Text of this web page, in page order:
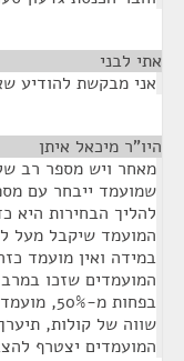
אתי לבני
אני מבקשת להודיע
היו"ר מיכאל איתן
מאחר ויש מספר רב
שמועמד ייבחר עם
במידה ואין מועמד
המועמדים שזכו
בפחות מ-
שווה של קולות,
המועמדים יצטרף